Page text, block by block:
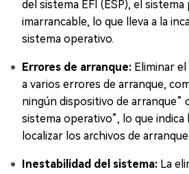
del sistema EFI (ESP), el
imarrancable, lo que lleva a la
sistema operativo.
Errores de arranque: Eliminar
a varios errores de arranque,
ningún dispositivo de arranque”
sistema operativo”, lo que indica
localizar los archivos de
Inestabilidad del sistema: La